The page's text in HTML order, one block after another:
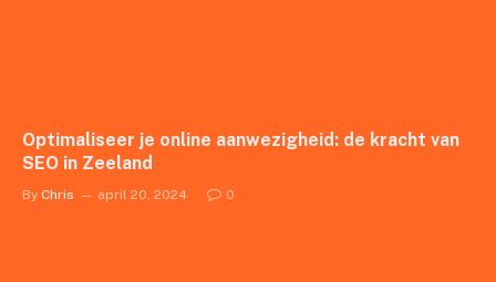
Optimaliseer je online aanwezigheid: de kracht van
SEO in Zeeland
By Chris april 20, 2024 0